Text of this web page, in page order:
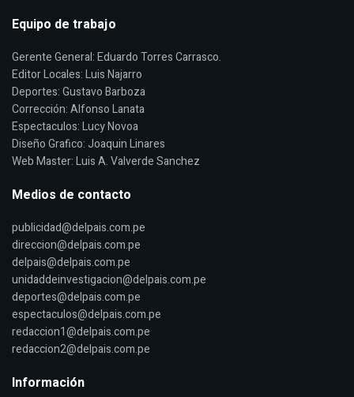
Equipo de trabajo
Gerente General: Eduardo Torres Carrasco.
Editor Locales: Luis Najarro
Deportes: Gustavo Barboza
Corrección: Alfonso Lanata
Espectaculos: Lucy Novoa
Diseño Grafico: Joaquin Linares
Web Master: Luis A. Valverde Sanchez
Medios de contacto
publicidad@delpais.com.pe
direccion@delpais.com.pe
delpais@delpais.com.pe
unidaddeinvestigacion@delpais.com.pe
deportes@delpais.com.pe
espectaculos@delpais.com.pe
redaccion1@delpais.com.pe
redaccion2@delpais.com.pe
Información